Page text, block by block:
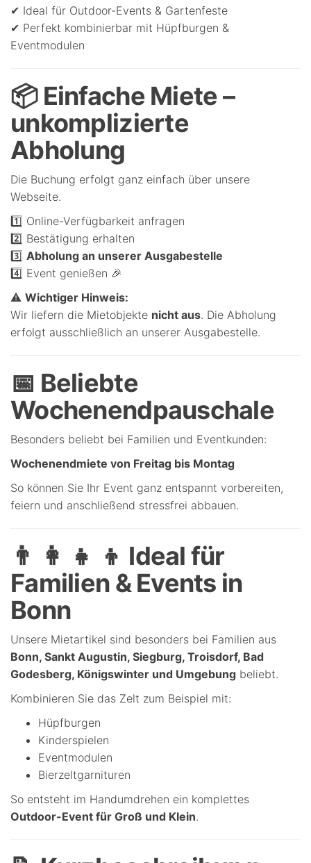
✔ Ideal für Outdoor-Events & Gartenfeste
✔ Perfekt kombinierbar mit Hüpfburgen &
Eventmodulen
📦 Einfache Miete –
unkomplizierte
Abholung
Die Buchung erfolgt ganz einfach über unsere
Webseite.
1️⃣ Online-Verfügbarkeit anfragen
2️⃣ Bestätigung erhalten
3️⃣ Abholung an unserer Ausgabestelle
4️⃣ Event genießen 🎉
⚠️ Wichtiger Hinweis:
Wir liefern die Mietobjekte nicht aus. Die Abholung
erfolgt ausschließlich an unserer Ausgabestelle.
📅 Beliebte
Wochenendpauschale
Besonders beliebt bei Familien und Eventkunden:
Wochenendmiete von Freitag bis Montag
So können Sie Ihr Event ganz entspannt vorbereiten,
feiern und anschließend stressfrei abbauen.
👨 👩 👧 👦 Ideal für
Familien & Events in
Bonn
Unsere Mietartikel sind besonders bei Familien aus
Bonn, Sankt Augustin, Siegburg, Troisdorf, Bad
Godesberg, Königswinter und Umgebung beliebt.
Kombinieren Sie das Zelt zum Beispiel mit:
Hüpfburgen
Kinderspielen
Eventmodulen
Bierzeltgarnituren
So entsteht im Handumdrehen ein komplettes
Outdoor-Event für Groß und Klein.